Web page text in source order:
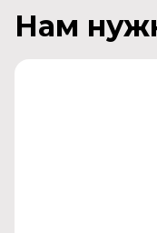
Нам